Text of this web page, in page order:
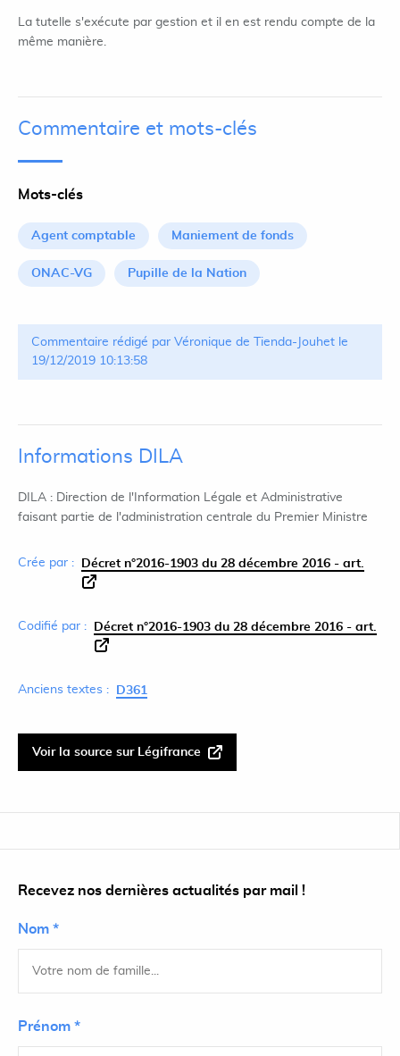
La tutelle s'exécute par gestion et il en est rendu compte de la
même manière.
Commentaire et mots-clés
Mots-clés
Agent comptable Maniement de fonds
ONAC-VG Pupille de la Nation
Commentaire rédigé par Véronique de Tienda-Jouhet le
19/12/2019 10:13:58
Informations DILA
DILA : Direction de l'Information Légale et Administrative
faisant partie de l'administration centrale du Premier Ministre
Crée par : Décret n°2016-1903 du 28 décembre 2016 - art.
Codifié par : Décret n°2016-1903 du 28 décembre 2016 - art.
Anciens textes : D361
Voir la source sur Légifrance
Recevez nos dernières actualités par mail !
Nom *
Prénom *